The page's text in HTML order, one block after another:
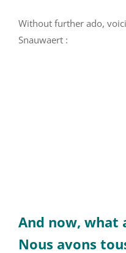
Without further ado,
Snauwaert :
And now, what
Nous avons